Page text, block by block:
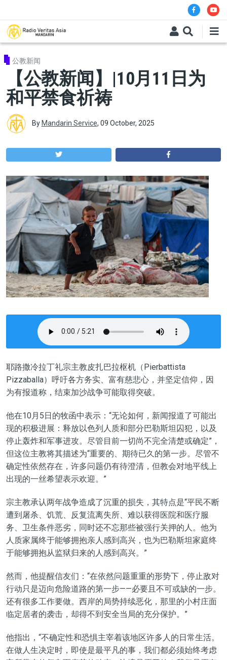
公教新闻
【公教新闻】|10月11日为
和平禁食祈祷
By Mandarin Service, 09 October, 2025
耶路撒冷拉丁礼宗主教皮扎巴拉枢机（Pierbattista
Pizzaballa）呼吁各方务实、富有慈悲心，并坚定信仰，因
为有报道称，结束加沙战争可能取得突破。
他在10月5日的牧函中表示：“无论如何，新闻报道了可能出
现的积极进展：释放以色列人质和部分巴勒斯坦囚犯，以及
停止轰炸和军事进攻。尽管目前一切尚不完全清楚或确定”，
但这位主教将其描述为“重要的、期待已久的第一步。尽管不
确定性依然存在，许多问题仍有待澄清，但教会对地平线上
出现的一丝希望表示欢迎。”
宗主教承认两年战争造成了沉重的损失，其特点是“平民不断
遭到屠杀、饥荒、反复流离失所、难以获得医院和医疗服
务、卫生条件恶劣，同时还不忘那些被强行关押的人。他为
人质家属终于能够拥抱亲人感到高兴，也为巴勒斯坦家庭终
于能够拥抱从监狱归来的人感到高兴。”
然而，他提醒信友们：“在依然问题重重的形势下，停止敌对
行动只是迈向危险道路的第一步——必要且不可或缺的一步。
还有很多工作要做。西岸的局势持续恶化，那里的小村庄面
临定居者的袭击，却得不到安全当局的充分保护。”
他指出，“不确定性和恐惧主宰着该地区许多人的日常生活。
在做人生决定时，即使是最平凡的事，我们都必须始终考虑